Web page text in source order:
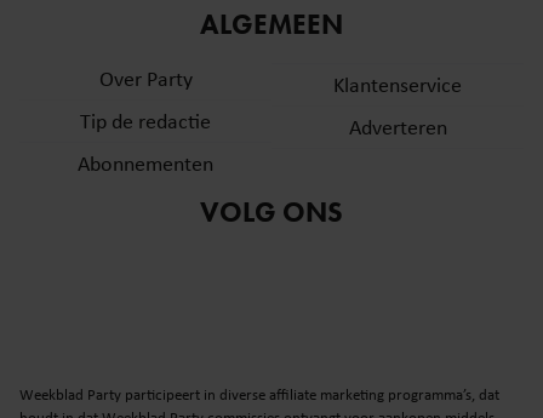
ALGEMEEN
Over Party
Tip de redactie
Abonnementen
Klantenservice
Adverteren
VOLG ONS
Weekblad Party participeert in diverse affiliate marketing programma’s, dat